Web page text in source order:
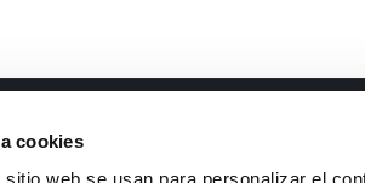
cookies
Documentos de interés
Lineas I+D